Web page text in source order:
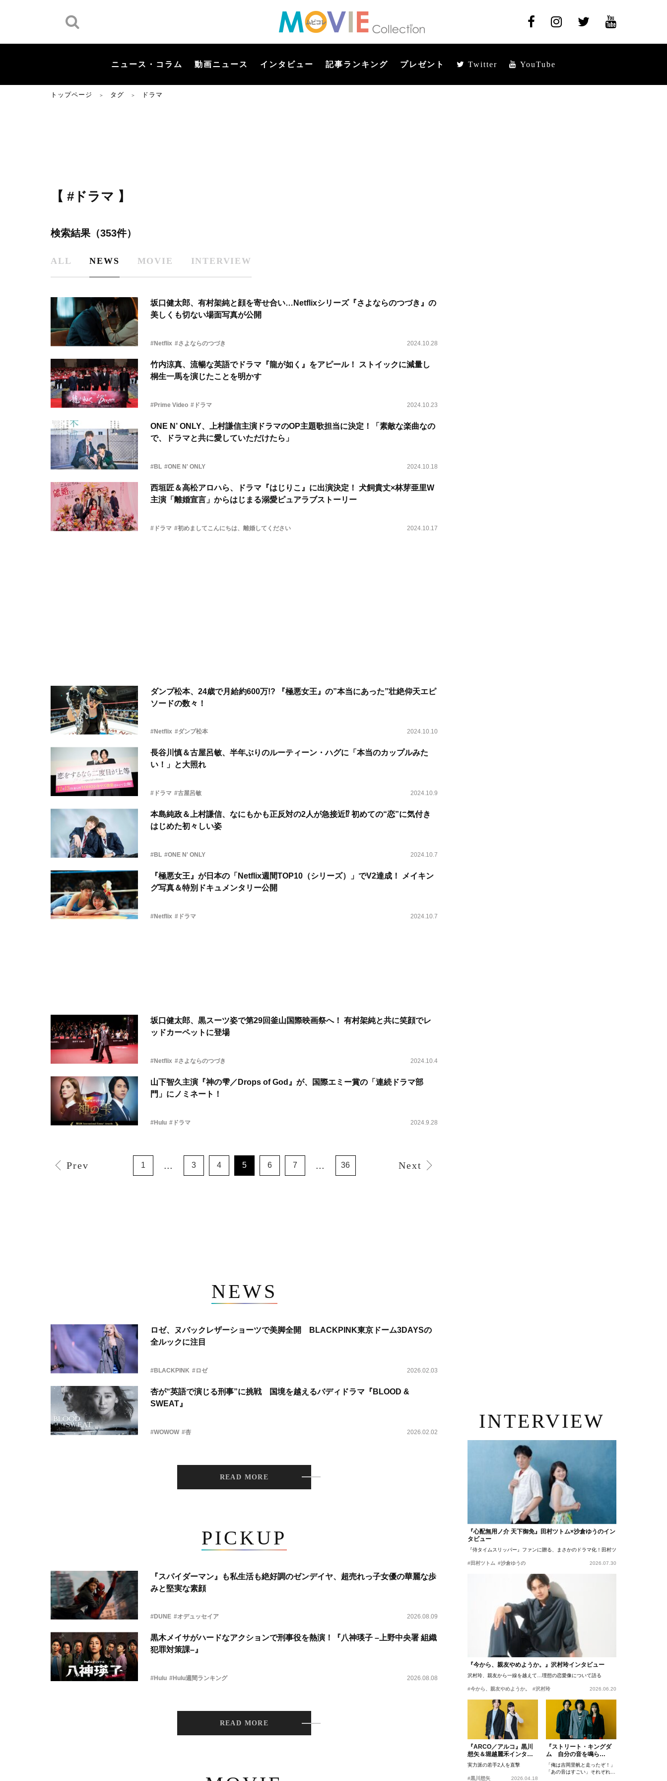
ニュース・コラム 動画ニュース インタビュー 記事ランキング プレゼント Twitter YouTube
トップページ ＞ タグ ＞ ドラマ
【 #ドラマ 】
検索結果（353件）
ALL NEWS MOVIE INTERVIEW
坂口健太郎、有村架純と顔を寄せ合い…Netflixシリーズ『さよならのつづき』の
美しくも切ない場面写真が公開
#Netflix #さよならのつづき 2024.10.28
竹内涼真、流暢な英語でドラマ『龍が如く』をアピール！ ストイックに減量し
桐生一馬を演じたことを明かす
#Prime Video #ドラマ 2024.10.23
ONE N’ ONLY、上村謙信主演ドラマのOP主題歌担当に決定！「素敵な楽曲なの
で、ドラマと共に愛していただけたら」
#BL #ONE N' ONLY 2024.10.18
西垣匠＆高松アロハら、ドラマ『はじりこ』に出演決定！ 犬飼貴丈×林芽亜里W
主演「離婚宣言」からはじまる溺愛ピュアラブストーリー
#ドラマ #初めましてこんにちは、離婚してください 2024.10.17
ダンプ松本、24歳で月給約600万!? 『極悪女王』の”本当にあった”壮絶仰天エピ
ソードの数々！
#Netflix #ダンプ松本 2024.10.10
長谷川慎＆古屋呂敏、半年ぶりのルーティーン・ハグに「本当のカップルみた
い！」と大照れ
#ドラマ #古屋呂敏 2024.10.9
本島純政＆上村謙信、なにもかも正反対の2人が急接近⁉ 初めての“恋”に気付き
はじめた初々しい姿
#BL #ONE N' ONLY 2024.10.7
『極悪女王』が日本の「Netflix週間TOP10（シリーズ）」でV2達成！ メイキン
グ写真＆特別ドキュメンタリー公開
#Netflix #ドラマ 2024.10.7
坂口健太郎、黒スーツ姿で第29回釜山国際映画祭へ！ 有村架純と共に笑顔でレ
ッドカーペットに登場
#Netflix #さよならのつづき 2024.10.4
山下智久主演『神の雫／Drops of God』が、国際エミー賞の「連続ドラマ部
門」にノミネート！
#Hulu #ドラマ 2024.9.28
Prev 1 ... 3 4 5 6 7 ... 36 Next
NEWS
ロゼ、ヌバックレザーショーツで美脚全開 BLACKPINK東京ドーム3DAYSの
全ルックに注目
#BLACKPINK #ロゼ 2026.02.03
杏が“英語で演じる刑事”に挑戦 国境を越えるバディドラマ『BLOOD &
SWEAT』
#WOWOW #杏 2026.02.02
READ MORE
PICKUP
『スパイダーマン』も私生活も絶好調のゼンデイヤ、超売れっ子女優の華麗な歩
みと堅実な素顔
#DUNE #オデュッセイア 2026.08.09
黒木メイサがハードなアクションで刑事役を熱演！『八神瑛子 –上野中央署 組織
犯罪対策課–』
#Hulu #Hulu週間ランキング 2026.08.08
READ MORE
INTERVIEW
『心配無用ノ介 天下御免』田村ツトム×沙倉ゆうのイン
タビュー
『侍タイムスリッパー』ファンに贈る、まさかのドラマ化！田村ツトム×沙倉ゆうのが語
#田村ツトム #沙倉ゆうの 2026.07.30
『今から、親友やめようか。』沢村玲インタビュー
沢村玲、親友から一線を越えて…理想の恋愛像について語る
#今から、親友やめようか。 #沢村玲 2026.06.20
『ARCO／アルコ』黒川
想矢＆堀越麗禾インタビ
ュー
実力派の若手2人を直撃
#黒川想矢 2026.04.18
『ストリート・キングダ
ム 自分の音を鳴ら
せ。』峯田和伸、若葉竜
也、吉岡里帆インタビュ
ー
「俺は吉岡里帆と走ったぞ！」
「あの音はすごい」それぞれの